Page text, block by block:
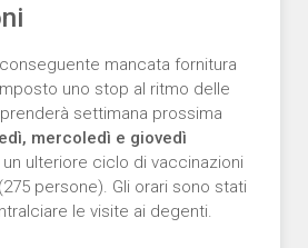
mancata fornitura
uno stop al ritmo delle
settimana prossima
mercoledì e giovedì
ulteriore ciclo di vaccinazioni
persone). Gli orari sono stati
le visite ai degenti.